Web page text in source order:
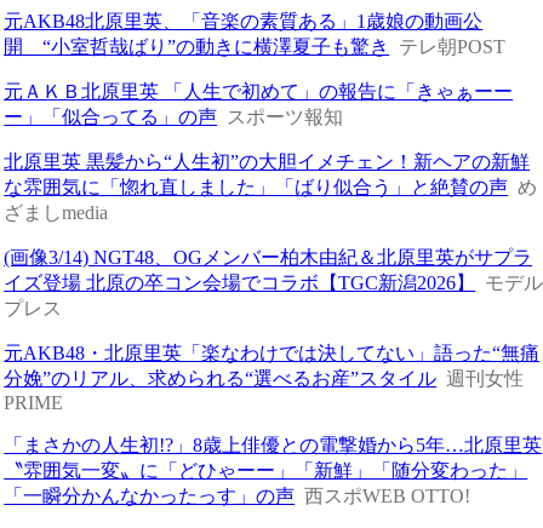
元AKB48北原里英、「音楽の素質ある」1歳娘の動画公
開 “小室哲哉ばり”の動きに横澤夏子も驚き
テレ朝POST
元ＡＫＢ北原里英 「人生で初めて」の報告に「きゃぁーー
ー」「似合ってる」の声 スポーツ報知
北原里英 黒髪から“人生初”の大胆イメチェン！新ヘアの新鮮
な雰囲気に「惚れ直しました」「ばり似合う」と絶賛の声 め
ざましmedia
(画像3/14) NGT48、OGメンバー柏木由紀＆北原里英がサプラ
イズ登場 北原の卒コン会場でコラボ【TGC新潟2026】
モデル
プレス
元AKB48・北原里英「楽なわけでは決してない」語った“無痛
分娩”のリアル、求められる“選べるお産”スタイル 週刊女性
PRIME
「まさかの人生初!?」8歳上俳優との電撃婚から5年…北原里英
〝雰囲気一変〟に「どひゃーー」「新鮮」「随分変わった」
「一瞬分かんなかったっす」の声 西スポWEB OTTO!